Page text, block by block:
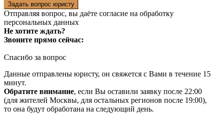
Задать вопрос юристу
Отправляя вопрос, вы даёте согласие на обработку
персональных данных
Не хотите ждать?
Звоните прямо сейчас:
Спасибо за вопрос
Данные отправлены юристу, он свяжется с Вами в течение 15
минут.
Обратите внимание, если Вы оставили заявку после 22:00
(для жителей Москвы, для остальных регионов после 19:00),
то она будут обработана на следующий день.